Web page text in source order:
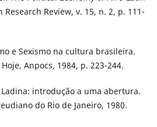
Review, v. 15, n. 2, p. 111-
e Sexismo na cultura brasileira.
Anpocs, 1984, p. 223-244.
introdução a uma abertura.
do Rio de Janeiro, 1980.